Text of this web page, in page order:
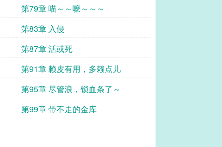
第79章 喵～～嚒～～～
第83章 入侵
第87章 活或死
第91章 赖皮有用，多赖点儿
第95章 尽管浪，锁血条了～
第99章 带不走的金库